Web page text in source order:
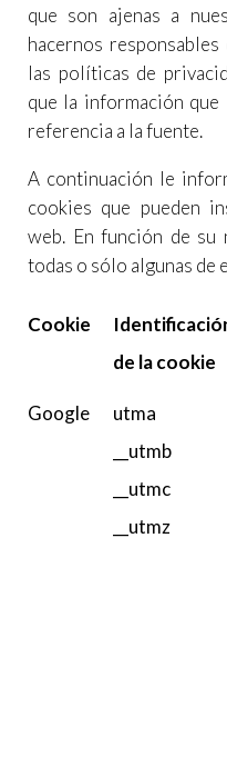
que son ajenas a
hacernos
las políticas de
que la información
referencia a la fuente.
A continuación le
cookies que pueden
web. En función de su
todas o sólo algunas de
Cookie
de la cookie
Google
utma
__utmb
__utmc
__utmz